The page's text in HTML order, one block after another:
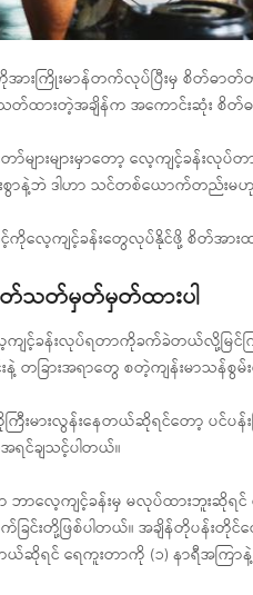
ကြိုးမာန်တက်လုပ်ပြီးမှ စိတ်ဓာတ်တက်
ားတဲ့အချိန်က အကောင်းဆုံး စိတ်ဓာ
ော်များများမှာတော့ လေ့ကျင့်
ာနဲ့ဘဲ ဒါဟာ သင်တစ်ယောက်တည်းမဟု
ကိုလေ့ကျင့်ခန်းတွေလုပ်နိုင်ဖို့ စိတ်အာ
သတ်မှတ်မှတ်ထားပါ
ျင့်ခန်းလုပ်ရတာကိုခက်ခဲတယ်လို့မြင်ကြပ
ြင်းနဲ့ တခြားအရာတွေ စတဲ့ကျန်းမာ
းမားလွန်းနေတယ်ဆိုရင်တော့ ပင်ပ
င်ချသင့်ပါတယ်။
ာလေ့ကျင့်ခန်းမှ မလုပ်ထားဘူးဆိုရင်
က်ခြင်းတို့ဖြစ်ပါတယ်။ အချိန်တိုပန်း
ဆိုရင် ရေကူးတာကို (၁) နာရီအကြာနဲ့